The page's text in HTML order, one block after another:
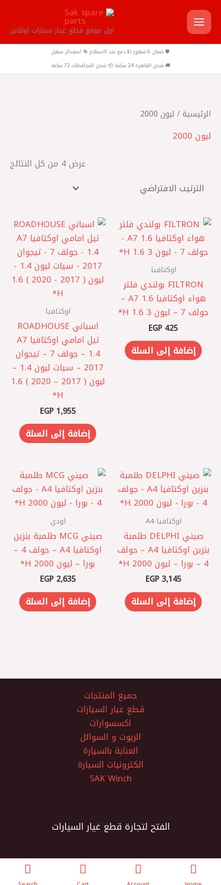
تخطي
إلى
المحتوى
اول موقع قطع غيار سيارات اونلاين
🛡️ ضمان 6 شهور 💵 دفع عند الاستلام 🔄 استبدال سهل
🚚 شحن القاهرة 24 ساعة 📦 شحن المحافظات 72 ساعة
الرئيسية/ ليون 2000
ليون 2000
عرض ⁦4⁩ من كل النتائج
اوكتافيا
‏FILTRON بولندي فلتر
هواء اوكتافيا A7 1.6 –
جولف 7 – ليون 3 1.6 ‏H*
EGP 425
إضافة إلى السلة
اوكتافيا
اسباني ROADHOUSE
تيل امامي اوكتافيا A7
1.4 – جولف 7 – تيجوان
2017 – سيات ليون 1.4 –
ليون ( 2017 – 2020 ) 1.6
H*
EGP1,955
إضافة إلى السلة
اوكتافيا A4
صيني DELPHI طلمبة
بنزين اوكتافيا A4 – جولف
4 – بورا – ليون 2000 ‏H*
EGP3,145
إضافة إلى السلة
اودي
صيني MCG طلمبة بنزين
اوكتافيا A4 – جولف 4 –
بورا – ليون 2000 H*
EGP2,635
إضافة إلى السلة
جميع المنتجات
قطع غيار السيارات
اكسسوارات
الزيوت و السوائل
العناية بالسيارة
الكترونيات السيارة
SAK Winch
الفتح لتجارة قطع غيار السيارات